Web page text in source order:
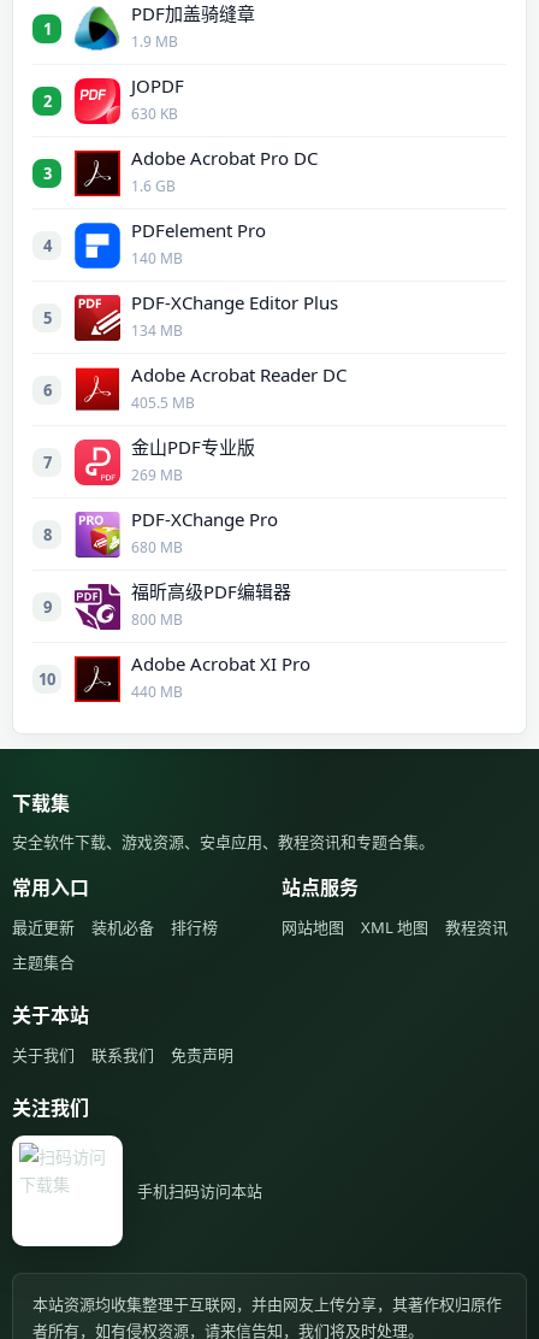
1
PDF加盖骑缝章
1.9 MB
2
JOPDF
630 KB
3
Adobe Acrobat Pro DC
1.6 GB
4
PDFelement Pro
140 MB
5
PDF-XChange Editor Plus
134 MB
6
Adobe Acrobat Reader DC
405.5 MB
7
金山PDF专业版
269 MB
8
PDF-XChange Pro
680 MB
9
福昕高级PDF编辑器
800 MB
10
Adobe Acrobat XI Pro
440 MB
下载集
安全软件下载、游戏资源、安卓应用、教程资讯和专题合集。
常用入口
最近更新 装机必备
排行榜
主题集合
站点服务
网站地图 XML 地图 教程资讯
关于本站
关于我们 联系我们 免责声明
关注我们
手机扫码访问本站
本站资源均收集整理于互联网，并由网友上传分享，其著作权归原作
者所有，如有侵权资源，请来信告知，我们将及时处理。